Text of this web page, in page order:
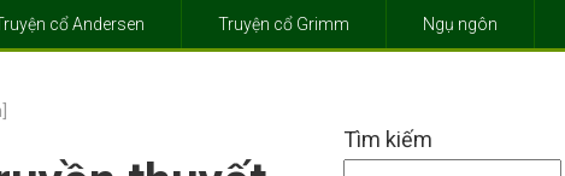
cổ Andersen Truyện cổ Grimm Ngụ ngôn
Tìm kiếm